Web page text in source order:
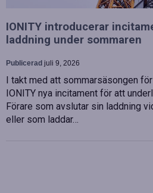
IONITY introducerar
laddning under sommaren
Publicerad juli 9, 2026
I takt med att sommarsäsongen
IONITY nya incitament för att
Förare som avslutar sin laddning
eller som laddar…